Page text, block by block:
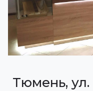
Тюмень,